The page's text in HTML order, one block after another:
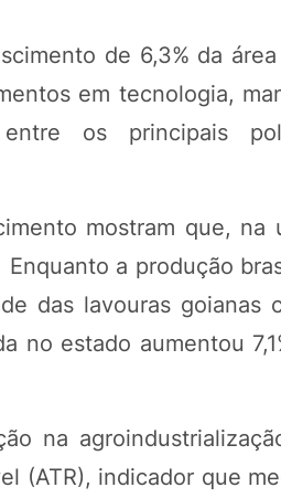
de 6,3% da
em tecnologia,
entre os principais
mostram que, na
a produção
das lavouras goianas
no estado aumentou
na
(ATR), indicador que